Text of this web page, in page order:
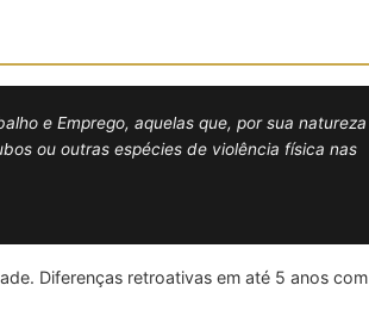
e Emprego, aquelas que, por sua natureza
ou outras espécies de violência física nas
Diferenças retroativas em até 5 anos com